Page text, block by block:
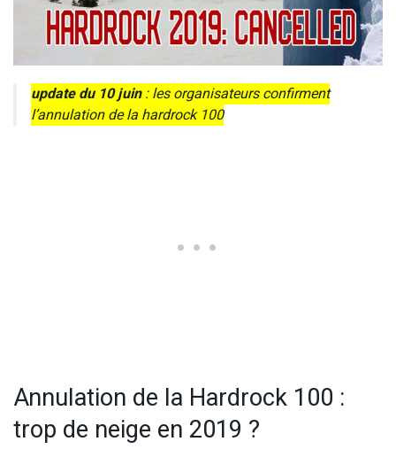
update du 10 juin: les organisateurs confirment
l’annulation de la hardrock 100
Annulation de la Hardrock 100 :
trop de neige en 2019 ?